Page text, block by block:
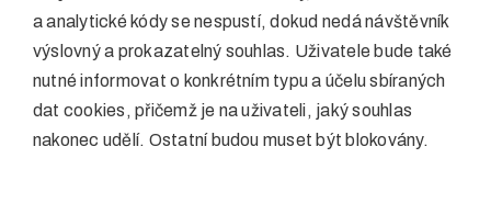
a analytické kódy se nespustí, dokud nedá návštěvník
výslovný a prokazatelný souhlas. Uživatele bude také
nutné informovat o konkrétním typu a účelu sbíraných
dat cookies, přičemž je na uživateli, jaký souhlas
nakonec udělí. Ostatní budou muset být blokovány.